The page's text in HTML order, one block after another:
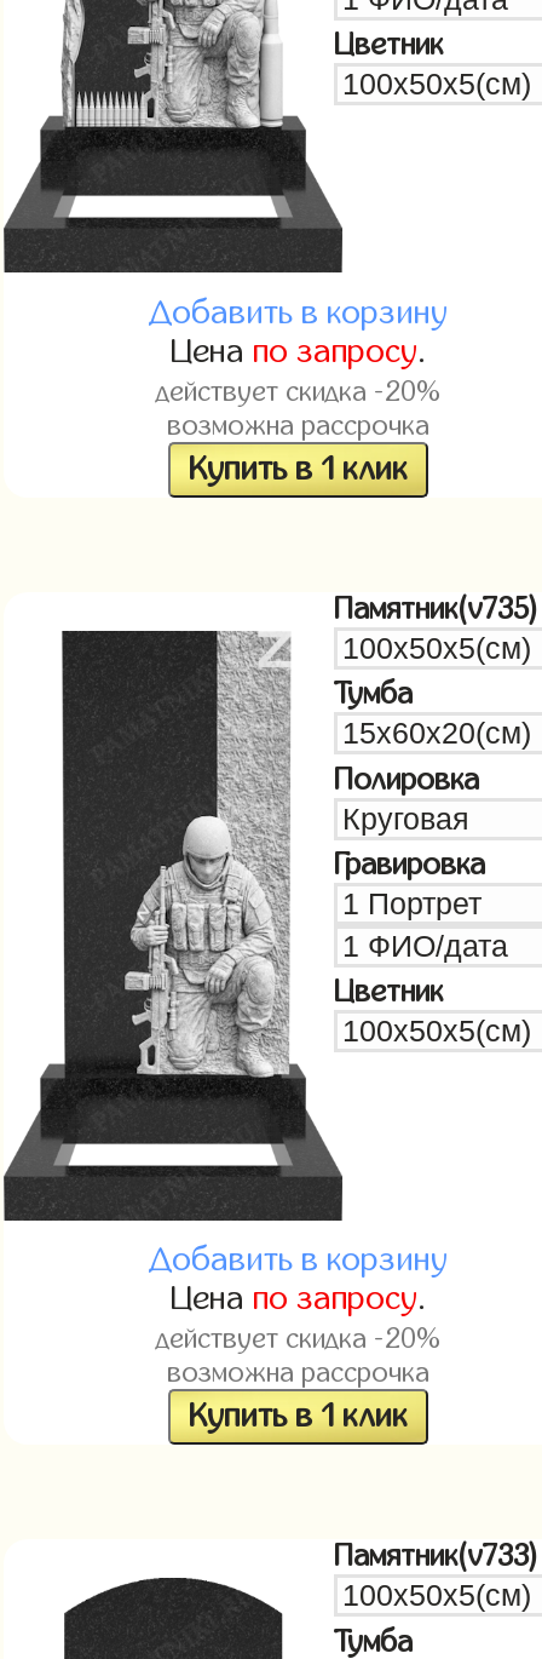
Цветник
Добавить в корзину
Цена по запросу.
действует скидка -20%
возможна рассрочка
Купить в 1 клик
Памятник(v735)
Тумба
Полировка
Гравировка
Цветник
Добавить в корзину
Цена по запросу.
действует скидка -20%
возможна рассрочка
Купить в 1 клик
Памятник(v733)
Тумба